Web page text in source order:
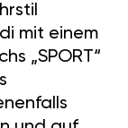
mit einem
„SPORT“